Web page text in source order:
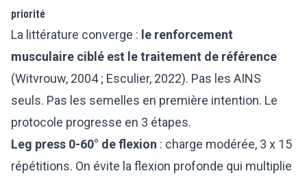
priorité
La littérature converge : le renforcement
musculaire ciblé est le traitement de référence
(Witvrouw, 2004 ; Esculier, 2022). Pas les AINS
seuls. Pas les semelles en première intention. Le
protocole progresse en 3 étapes.
Leg press 0-60° de flexion : charge modérée, 3 x 15
répétitions. On évite la flexion profonde qui multiplie